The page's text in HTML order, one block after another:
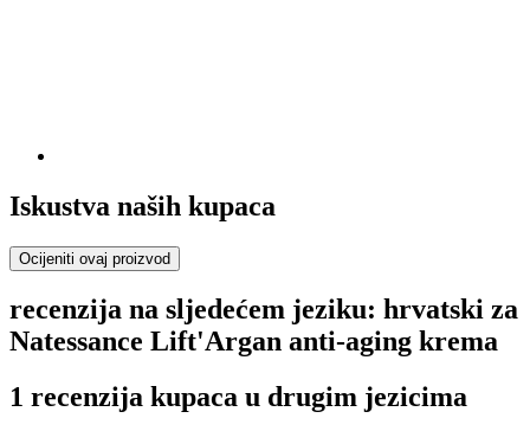
Iskustva naših kupaca
Ocijeniti ovaj proizvod
recenzija na sljedećem jeziku: hrvatski za
Natessance Lift'Argan anti-aging krema
1 recenzija kupaca u drugim jezicima